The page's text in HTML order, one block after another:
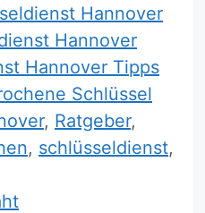
Hannover
Hannover
Hannover Tipps
Schlüssel
, Ratgeber,
, schlüsseldienst,